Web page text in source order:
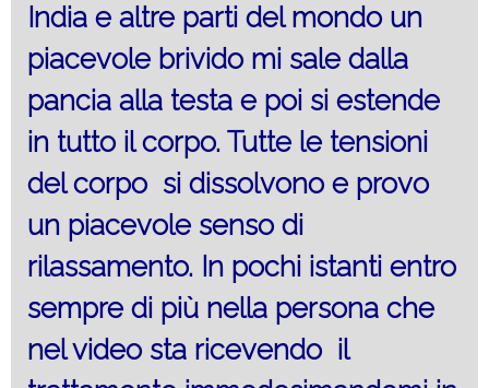
India e altre parti del mondo un
piacevole brivido mi sale dalla
pancia alla testa e poi si estende
in tutto il corpo. Tutte le tensioni
del corpo si dissolvono e provo
un piacevole senso di
rilassamento. In pochi istanti entro
sempre di più nella persona che
nel video sta ricevendo il